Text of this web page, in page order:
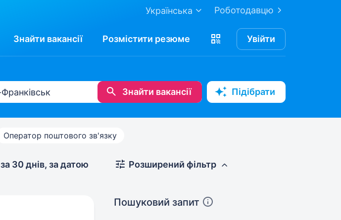
Роботодавцю
Українська
Знайти вакансії Розмістити резюме Увійти
Знайти вакансії Підібрати
Оператор поштового зв'язку
за 30 днів, за датою Розширений фільтр
Пошуковий запит